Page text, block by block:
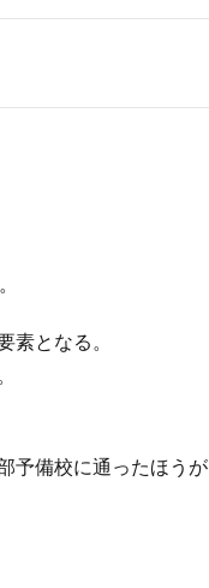
となる。
予備校に通ったほうが